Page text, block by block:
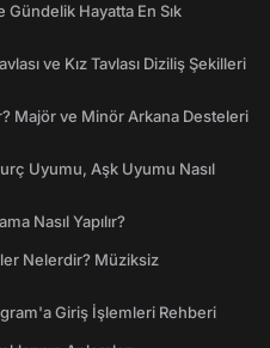
Hayatta En Sık
ve Kız Tavlası Diziliş Şekilleri
Majör ve Minör Arkana Desteleri
Uyumu, Aşk Uyumu Nasıl
Nasıl Yapılır?
Nelerdir? Müziksiz
Giriş İşlemleri Rehberi